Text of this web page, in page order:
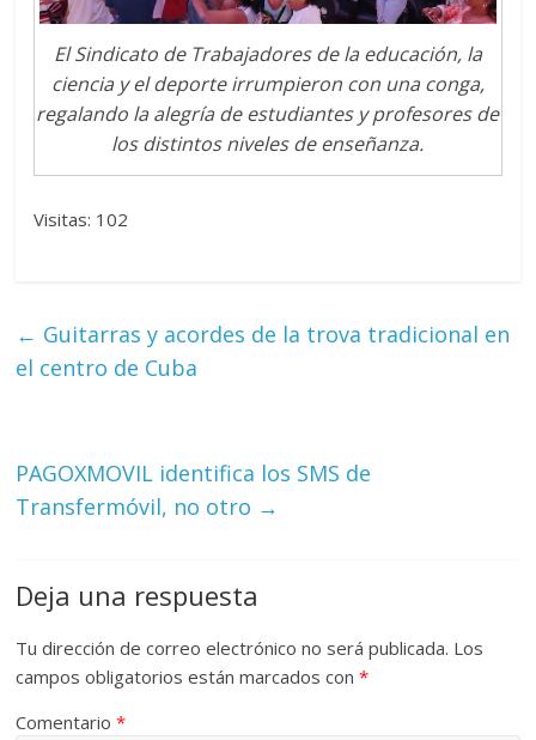
El Sindicato de Trabajadores de la educación, la
ciencia y el deporte irrumpieron con una conga,
regalando la alegría de estudiantes y profesores de
los distintos niveles de enseñanza.
Visitas: 102
← Guitarras y acordes de la trova tradicional en
el centro de Cuba
PAGOXMOVIL identifica los SMS de
Transfermóvil, no otro →
Deja una respuesta
Tu dirección de correo electrónico no será publicada. Los
campos obligatorios están marcados con*
Comentario*